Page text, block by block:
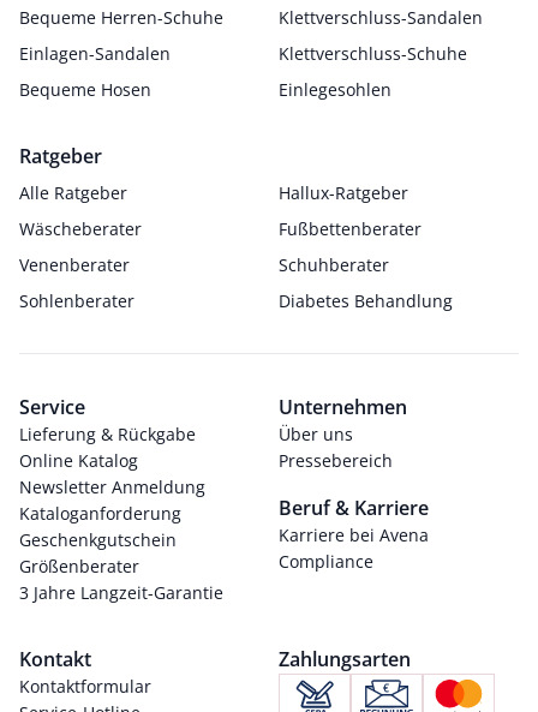
Bequeme Herren-Schuhe
Klettverschluss-Sandalen
Einlagen-Sandalen
Klettverschluss-Schuhe
Bequeme Hosen
Einlegesohlen
Ratgeber
Alle Ratgeber
Hallux-Ratgeber
Wäscheberater
Fußbettenberater
Venenberater
Schuhberater
Sohlenberater
Diabetes Behandlung
Service
Lieferung & Rückgabe
Online Katalog
Newsletter Anmeldung
Kataloganforderung
Geschenkgutschein
Größenberater
3 Jahre Langzeit-Garantie
Unternehmen
Über uns
Pressebereich
Beruf & Karriere
Karriere bei Avena
Compliance
Kontakt
Kontaktformular
Zahlungsarten